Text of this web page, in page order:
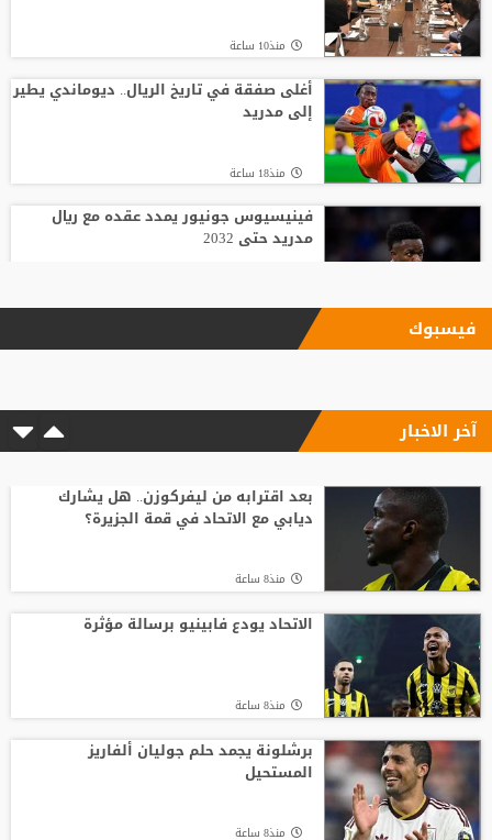
منذ10 ساعة
أغلى صفقة في تاريخ الريال.. ديوماندي يطير
إلى مدريد
منذ18 ساعة
فينيسيوس جونيور يمدد عقده مع ريال
مدريد حتى 2032
بعد رفض السعودية.. نادٍ فرنسي يتوصل
رودري يحسم قراره ويختار وجهته المقبلة
تصريح رسمي يعقد مهمة برشلونة في
صفقة المستقبل
صدام في تدريبات أتلتيكو.. ألفاريز يطالب
سيميوني بتسهيل رحيله لبرشلونة
فيسبوك
آخر الاخبار
بعد اقترابه من ليفركوزن.. هل يشارك
ديابي مع الاتحاد في قمة الجزيرة؟
منذ8 ساعة
الاتحاد يودع فابينيو برسالة مؤثرة
منذ8 ساعة
برشلونة يجمد حلم جوليان ألفاريز
المستحيل
منذ8 ساعة